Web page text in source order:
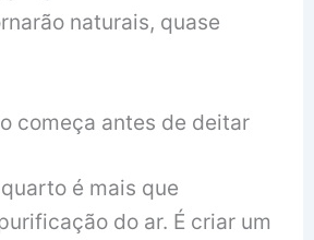
naturais, quase
começa antes de deitar
é mais que
do ar. É criar um